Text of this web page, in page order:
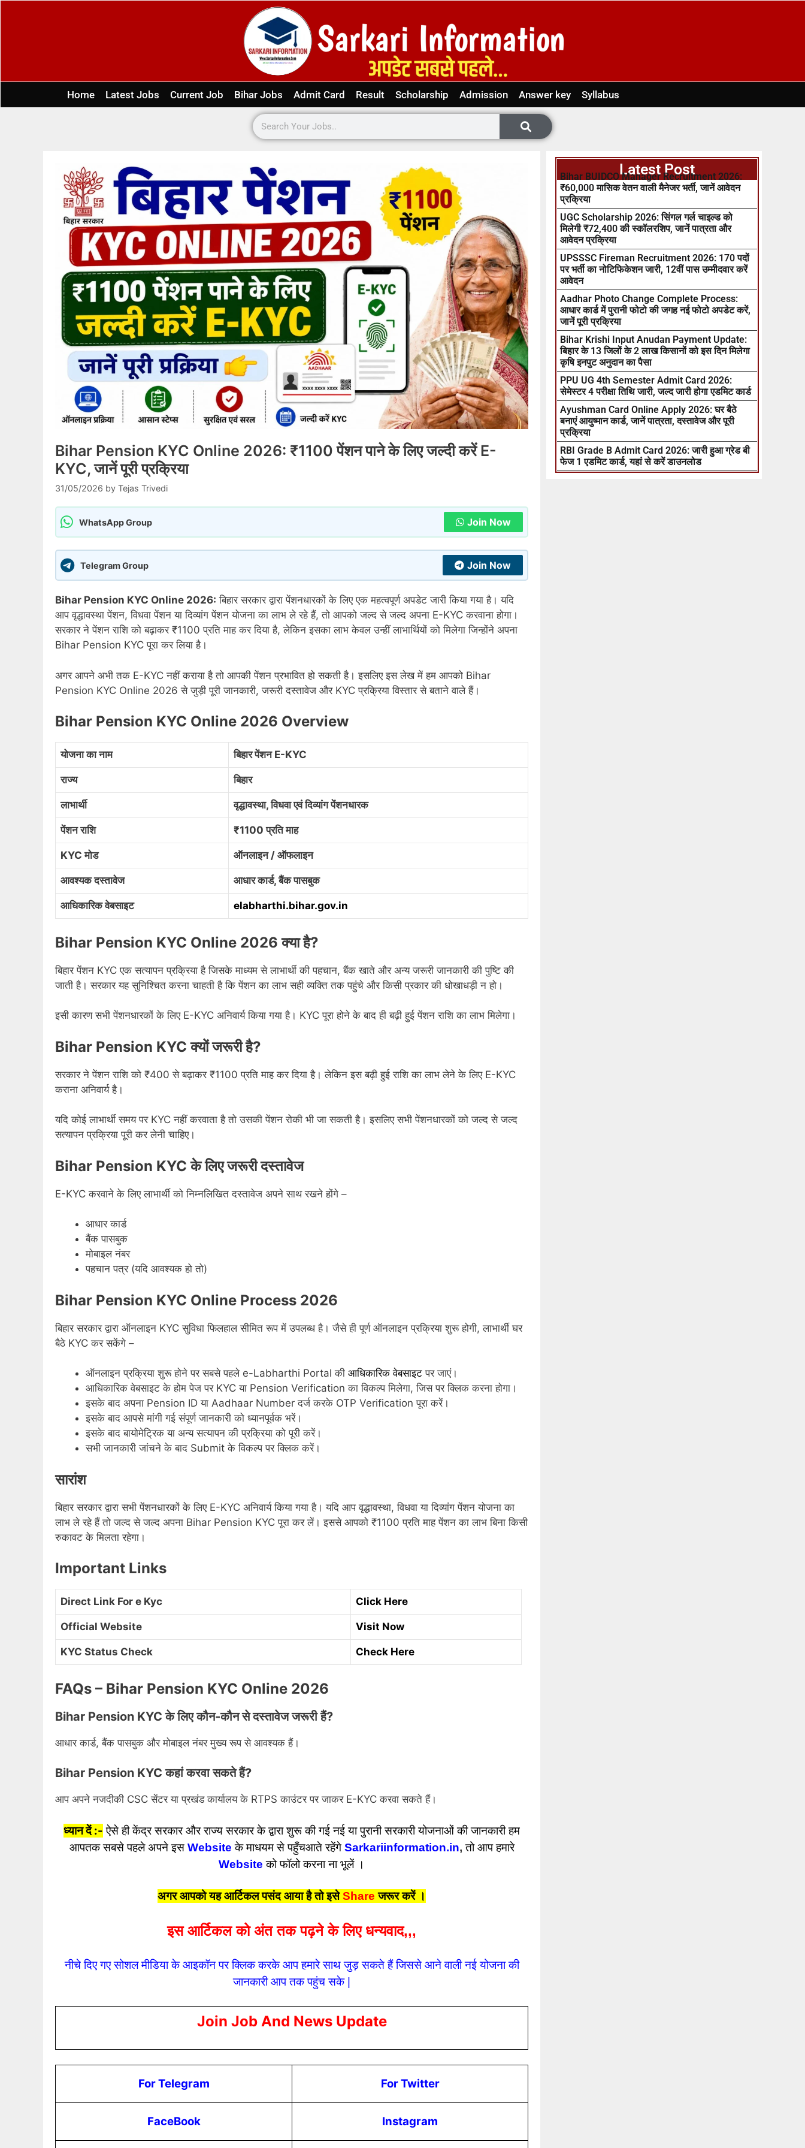
Home Latest Jobs Current Job Bihar Jobs Admit Card Result Scholarship Admission Answer key Syllabus
Bihar Pension KYC Online 2026: ₹1100 पेंशन पाने के लिए जल्दी करें E-
KYC, जानें पूरी प्रक्रिया
31/05/2026 by Tejas Trivedi
WhatsApp Group Join Now
Telegram Group Join Now
Bihar Pension KYC Online 2026: बिहार सरकार द्वारा पेंशनधारकों के लिए एक महत्वपूर्ण अपडेट जारी किया गया है। यदि
आप वृद्धावस्था पेंशन, विधवा पेंशन या दिव्यांग पेंशन योजना का लाभ ले रहे हैं, तो आपको जल्द से जल्द अपना E-KYC करवाना होगा।
सरकार ने पेंशन राशि को बढ़ाकर ₹1100 प्रति माह कर दिया है, लेकिन इसका लाभ केवल उन्हीं लाभार्थियों को मिलेगा जिन्होंने अपना
Bihar Pension KYC पूरा कर लिया है।
अगर आपने अभी तक E-KYC नहीं कराया है तो आपकी पेंशन प्रभावित हो सकती है। इसलिए इस लेख में हम आपको Bihar
Pension KYC Online 2026 से जुड़ी पूरी जानकारी, जरूरी दस्तावेज और KYC प्रक्रिया विस्तार से बताने वाले हैं।
Bihar Pension KYC Online 2026 Overview
योजना का नाम बिहार पेंशन E-KYC
राज्य बिहार
लाभार्थी वृद्धावस्था, विधवा एवं दिव्यांग पेंशनधारक
पेंशन राशि ₹1100 प्रति माह
KYC मोड ऑनलाइन / ऑफलाइन
आवश्यक दस्तावेज आधार कार्ड, बैंक पासबुक
आधिकारिक वेबसाइट elabharthi.bihar.gov.in
Bihar Pension KYC Online 2026 क्या है?
बिहार पेंशन KYC एक सत्यापन प्रक्रिया है जिसके माध्यम से लाभार्थी की पहचान, बैंक खाते और अन्य जरूरी जानकारी की पुष्टि की
जाती है। सरकार यह सुनिश्चित करना चाहती है कि पेंशन का लाभ सही व्यक्ति तक पहुंचे और किसी प्रकार की धोखाधड़ी न हो।
इसी कारण सभी पेंशनधारकों के लिए E-KYC अनिवार्य किया गया है। KYC पूरा होने के बाद ही बढ़ी हुई पेंशन राशि का लाभ मिलेगा।
Bihar Pension KYC क्यों जरूरी है?
सरकार ने पेंशन राशि को ₹400 से बढ़ाकर ₹1100 प्रति माह कर दिया है। लेकिन इस बढ़ी हुई राशि का लाभ लेने के लिए E-KYC
कराना अनिवार्य है।
यदि कोई लाभार्थी समय पर KYC नहीं करवाता है तो उसकी पेंशन रोकी भी जा सकती है। इसलिए सभी पेंशनधारकों को जल्द से जल्द
सत्यापन प्रक्रिया पूरी कर लेनी चाहिए।
Bihar Pension KYC के लिए जरूरी दस्तावेज
E-KYC करवाने के लिए लाभार्थी को निम्नलिखित दस्तावेज अपने साथ रखने होंगे –
आधार कार्ड
बैंक पासबुक
मोबाइल नंबर
पहचान पत्र (यदि आवश्यक हो तो)
Bihar Pension KYC Online Process 2026
बिहार सरकार द्वारा ऑनलाइन KYC सुविधा फिलहाल सीमित रूप में उपलब्ध है। जैसे ही पूर्ण ऑनलाइन प्रक्रिया शुरू होगी, लाभार्थी घर
बैठे KYC कर सकेंगे –
ऑनलाइन प्रक्रिया शुरू होने पर सबसे पहले e-Labharthi Portal की आधिकारिक वेबसाइट पर जाएं।
आधिकारिक वेबसाइट के होम पेज पर KYC या Pension Verification का विकल्प मिलेगा, जिस पर क्लिक करना होगा।
इसके बाद अपना Pension ID या Aadhaar Number दर्ज करके OTP Verification पूरा करें।
इसके बाद आपसे मांगी गई संपूर्ण जानकारी को ध्यानपूर्वक भरें।
इसके बाद बायोमेट्रिक या अन्य सत्यापन की प्रक्रिया को पूरी करें।
सभी जानकारी जांचने के बाद Submit के विकल्प पर क्लिक करें।
सारांश
बिहार सरकार द्वारा सभी पेंशनधारकों के लिए E-KYC अनिवार्य किया गया है। यदि आप वृद्धावस्था, विधवा या दिव्यांग पेंशन योजना का
लाभ ले रहे हैं तो जल्द से जल्द अपना Bihar Pension KYC पूरा कर लें। इससे आपको ₹1100 प्रति माह पेंशन का लाभ बिना किसी
रुकावट के मिलता रहेगा।
Important Links
Direct Link For e Kyc Click Here
Official Website Visit Now
KYC Status Check Check Here
FAQs – Bihar Pension KYC Online 2026
Bihar Pension KYC के लिए कौन-कौन से दस्तावेज जरूरी हैं?
आधार कार्ड, बैंक पासबुक और मोबाइल नंबर मुख्य रूप से आवश्यक हैं।
Bihar Pension KYC कहां करवा सकते हैं?
आप अपने नजदीकी CSC सेंटर या प्रखंड कार्यालय के RTPS काउंटर पर जाकर E-KYC करवा सकते हैं।
ध्यान दें :- ऐसे ही केंद्र सरकार और राज्य सरकार के द्वारा शुरू की गई नई या पुरानी सरकारी योजनाओं की जानकारी हम
आपतक सबसे पहले अपने इसWebsite के माधयम से पहुँचआते रहेंगेSarkariinformation.in,तो आप हमारे
Websiteको फॉलो करना ना भूलें ।
अगर आपको यह आर्टिकल पसंद आया है तो इसेShare जरूर करें ।
इस आर्टिकल को अंत तक पढ़ने के लिए धन्यवाद,,,
नीचे दिए गए सोशल मीडिया के आइकॉन पर क्लिक करके आप हमारे साथ जुड़ सकते हैं जिससे आने वाली नई योजना की
जानकारी आप तक पहुंच सके |
Join Job And News Update
For Telegram For Twitter
FaceBook Instagram
Latest Post
Bihar BUIDCO Manager Recruitment 2026:
₹60,000 मासिक वेतन वाली मैनेजर भर्ती, जानें आवेदन
प्रक्रिया
UGC Scholarship 2026: सिंगल गर्ल चाइल्ड को
मिलेगी ₹72,400 की स्कॉलरशिप, जानें पात्रता और
आवेदन प्रक्रिया
UPSSSC Fireman Recruitment 2026: 170 पदों
पर भर्ती का नोटिफिकेशन जारी, 12वीं पास उम्मीदवार करें
आवेदन
Aadhar Photo Change Complete Process:
आधार कार्ड में पुरानी फोटो की जगह नई फोटो अपडेट करें,
जानें पूरी प्रक्रिया
Bihar Krishi Input Anudan Payment Update:
बिहार के 13 जिलों के 2 लाख किसानों को इस दिन मिलेगा
कृषि इनपुट अनुदान का पैसा
PPU UG 4th Semester Admit Card 2026:
सेमेस्टर 4 परीक्षा तिथि जारी, जल्द जारी होगा एडमिट कार्ड
Ayushman Card Online Apply 2026: घर बैठे
बनाएं आयुष्मान कार्ड, जानें पात्रता, दस्तावेज और पूरी
प्रक्रिया
RBI Grade B Admit Card 2026: जारी हुआ ग्रेड बी
फेज 1 एडमिट कार्ड, यहां से करें डाउनलोड